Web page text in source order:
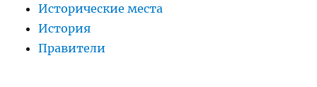
Исторические места
История
Правители